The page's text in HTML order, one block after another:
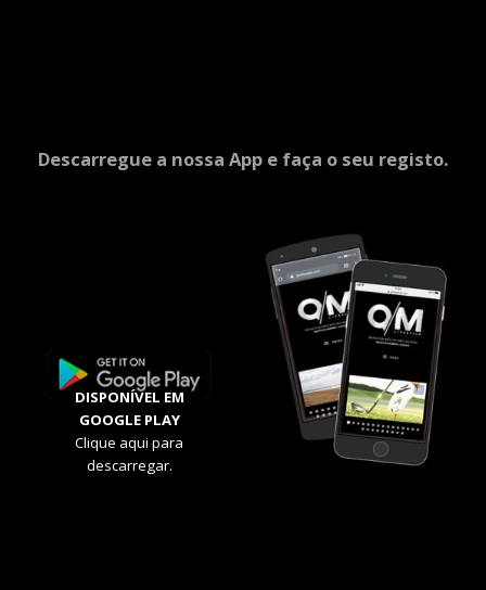
Descarregue a nossa App e faça o seu registo.
DISPONÍVEL EM
GOOGLE PLAY
Clique aqui para
descarregar.